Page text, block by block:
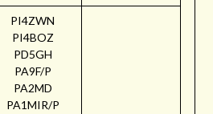
PI4ZWN
PI4BOZ
PD5GH
PA9F/P
PA2MD
PA1MIR/P